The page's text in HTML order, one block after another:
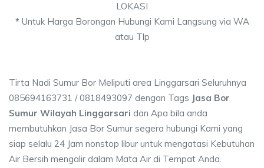
LOKASI
*Untuk Harga Borongan Hubungi Kami Langsung via WA
atau Tlp
Tirta Nadi Sumur Bor Meliputi area Linggarsari Seluruhnya
085694163731 / 0818493097 dengan Tags Jasa Bor
Sumur Wilayah Linggarsari dan Apa bila anda
membutuhkan Jasa Bor Sumur segera hubungi Kami yang
siap selalu 24 Jam nonstop libur untuk mengatasi Kebutuhan
Air Bersih mengalir dalam Mata Air di Tempat Anda.